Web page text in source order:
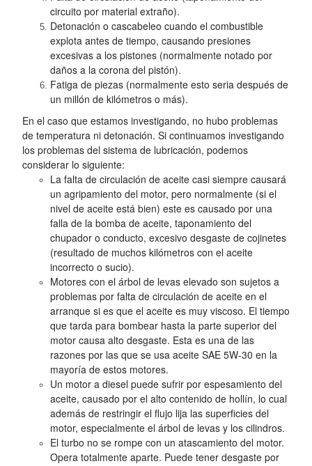
circuito por material extraño).
Detonación o cascabeleo cuando el combustible
explota antes de tiempo, causando presiones
excesivas a los pistones (normalmente notado por
daños a la corona del pistón).
Fatiga de piezas (normalmente esto seria después de
un millón de kilómetros o más).
En el caso que estamos investigando, no hubo problemas
de temperatura ni detonación. Si continuamos investigando
los problemas del sistema de lubricación, podemos
considerar lo siguiente:
La falta de circulación de aceite casi siempre causará
un agripamiento del motor, pero normalmente (si el
nivel de aceite está bien) este es causado por una
falla de la bomba de aceite, taponamiento del
chupador o conducto, excesivo desgaste de cojinetes
(resultado de muchos kilómetros con el aceite
incorrecto o sucio).
Motores con el árbol de levas elevado son sujetos a
problemas por falta de circulación de aceite en el
arranque si es que el aceite es muy viscoso. El tiempo
que tarda para bombear hasta la parte superior del
motor causa alto desgaste. Esta es una de las
razones por las que se usa aceite SAE 5W-30 en la
mayoría de estos motores.
Un motor a diesel puede sufrir por espesamiento del
aceite, causado por el alto contenido de hollín, lo cual
además de restringir el flujo lija las superficies del
motor, especialmente el árbol de levas y los cilindros.
El turbo no se rompe con un atascamiento del motor.
Opera totalmente aparte. Puede tener desgaste por